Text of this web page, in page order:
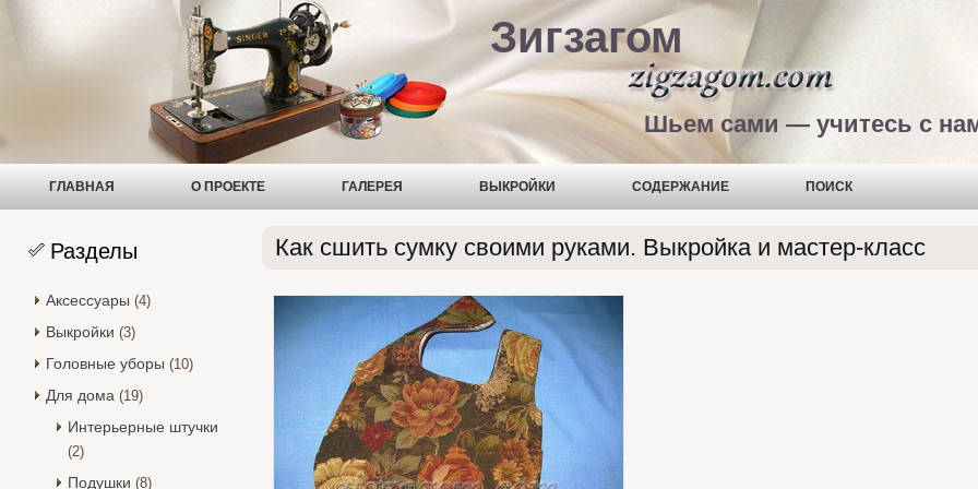
Зигзагом
Шьем сами — учитесь с
ГЛАВНАЯ О ПРОЕКТЕ ГАЛЕРЕЯ ВЫКРОЙКИ СОДЕРЖАНИЕ ПОИСК
Разделы
Аксессуары (4)
Выкройки (3)
Головные уборы (10)
Для дома (19)
Интерьерные штучки
(2)
Подушки (8)
Как сшить сумку своими руками. Выкройка и мастер-класс